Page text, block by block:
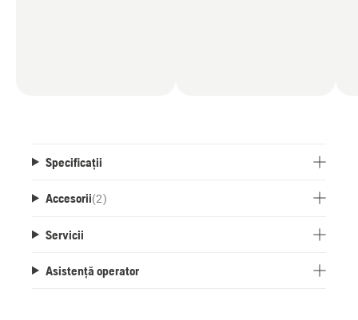
Specificații
Accesorii(2)
Servicii
Asistență operator